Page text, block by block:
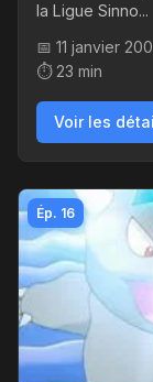
la Ligue Sinno...
📅 11 janvier
⏱️ 23 min
Voir les
Ép. 16